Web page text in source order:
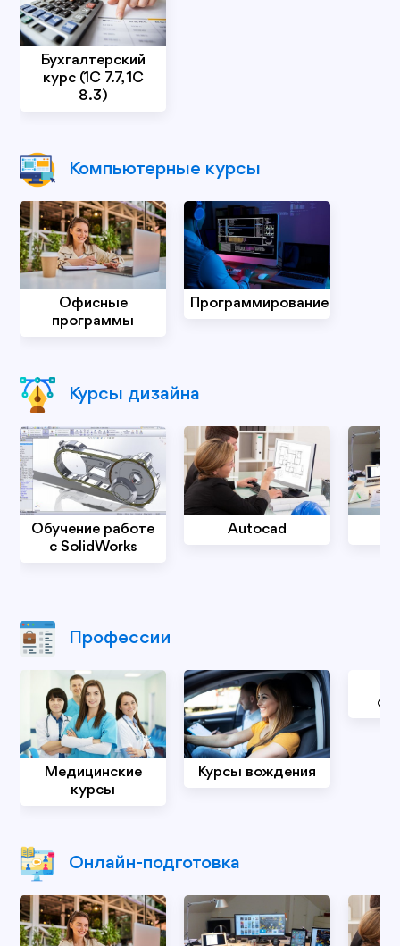
Бухгалтерский
курс (1С 7.7, 1С
8.3)
Компьютерные курсы
Офисные
программы
Программирование
Курсы дизайна
Обучение работе
с SolidWorks
Autocad
Профессии
Медицинские
курсы
Курсы вождения
Онлайн-подготовка